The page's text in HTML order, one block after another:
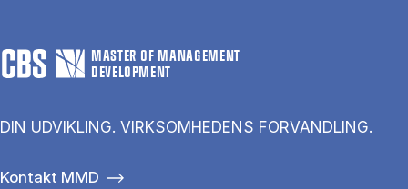
MASTER OF MANAGEMENT
DEVELOPMENT
DIN UDVIKLING. VIRKSOMHEDENS FORVANDLING.
Kontakt MMD